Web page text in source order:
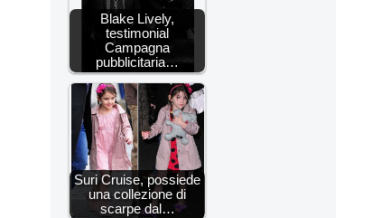
Blake Lively,
testimonial
Campagna
pubblicitaria…
Suri Cruise, possiede
una collezione di
scarpe dal…